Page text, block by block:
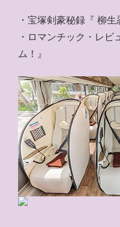
・宝塚剣豪秘録『 柳生
・ロマンチック・レ
ム！』